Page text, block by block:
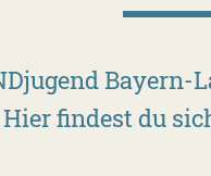
Bayern-
findest du